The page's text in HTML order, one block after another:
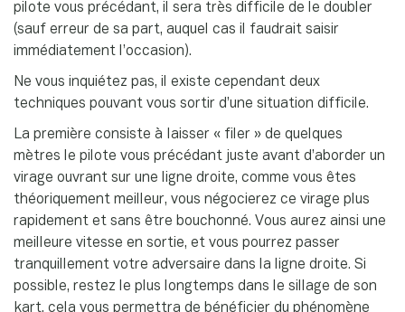
pilote vous précédant, il sera très difficile de le doubler
(sauf erreur de sa part, auquel cas il faudrait saisir
immédiatement l’occasion).
Ne vous inquiétez pas, il existe cependant deux
techniques pouvant vous sortir d’une situation difficile.
La première consiste à laisser « filer » de quelques
mètres le pilote vous précédant juste avant d’aborder un
virage ouvrant sur une ligne droite, comme vous êtes
théoriquement meilleur, vous négocierez ce virage plus
rapidement et sans être bouchonné. Vous aurez ainsi une
meilleure vitesse en sortie, et vous pourrez passer
tranquillement votre adversaire dans la ligne droite. Si
possible, restez le plus longtemps dans le sillage de son
kart, cela vous permettra de bénéficier du phénomène